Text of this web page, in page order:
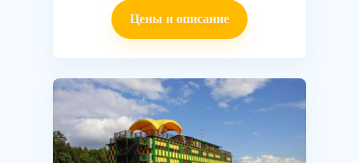
Цены и описание